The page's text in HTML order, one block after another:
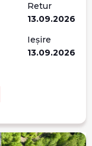
Retur
13.09.2026
Ieșire
13.09.2026